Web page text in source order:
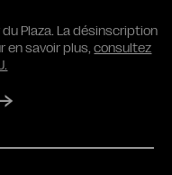
Plaza. La désinscription
en savoir plus,consultez